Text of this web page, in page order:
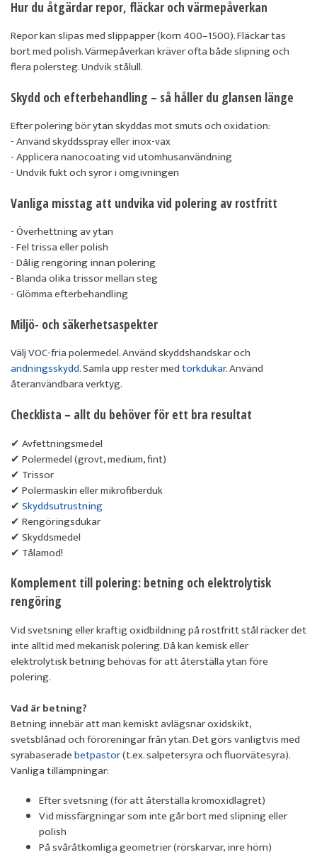
Hur du åtgärdar repor, fläckar och värmepåverkan
Repor kan slipas med slippapper (korn 400–1500). Fläckar tas
bort med polish. Värmepåverkan kräver ofta både slipning och
flera polersteg. Undvik stålull.
Skydd och efterbehandling – så håller du glansen länge
Efter polering bör ytan skyddas mot smuts och oxidation:
- Använd skyddsspray eller inox-vax
- Applicera nanocoating vid utomhusanvändning
- Undvik fukt och syror i omgivningen
Vanliga misstag att undvika vid polering av rostfritt
- Överhettning av ytan
- Fel trissa eller polish
- Dålig rengöring innan polering
- Blanda olika trissor mellan steg
- Glömma efterbehandling
Miljö- och säkerhetsaspekter
Välj VOC-fria polermedel. Använd skyddshandskar och
andningsskydd. Samla upp rester medtorkdukar. Använd
återanvändbara verktyg.
Checklista – allt du behöver för ett bra resultat
✔ Avfettningsmedel
✔ Polermedel (grovt, medium, fint)
✔ Trissor
✔ Polermaskin eller mikrofiberduk
✔ Skyddsutrustning
✔ Rengöringsdukar
✔ Skyddsmedel
✔ Tålamod!
Komplement till polering: betning och elektrolytisk
rengöring
Vid svetsning eller kraftig oxidbildning på rostfritt stål räcker det
inte alltid med mekanisk polering. Då kan kemisk eller
elektrolytisk betning behövas för att återställa ytan före
polering.
Vad är betning?
Betning innebär att man kemiskt avlägsnar oxidskikt,
svetsblånad och föroreningar från ytan. Det görs vanligtvis med
syrabaseradebetpastor(t.ex. salpetersyra och fluorvätesyra).
Vanliga tillämpningar:
Efter svetsning (för att återställa kromoxidlagret)
Vid missfärgningar som inte går bort med slipning eller
polish
På svåråtkomliga geometrier (rörskarvar, inre hörn)